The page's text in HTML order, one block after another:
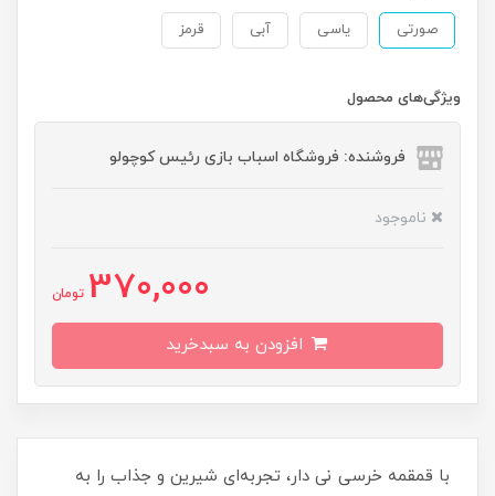
صورتی یاسی آبی قرمز
ویژگی‌های محصول
فروشنده: فروشگاه اسباب بازی رئیس کوچولو
ناموجود
370,000 تومان
با قمقمه خرسی نی دار، تجربه‌ای شیرین و جذاب را به